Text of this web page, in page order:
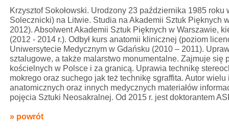
Krzysztof Sokołowski. Urodzony 23 października 1985 roku
Solecznicki) na Litwie. Studia na Akademii Sztuk Pięknych
2012). Absolwent Akademii Sztuk Pięknych w Warszawie,
(2012 - 2014 r.). Odbył kurs anatomii klinicznej (poziom
Uniwersytecie Medycznym w Gdańsku (2010 – 2011).
sztalugowe, a także malarstwo monumentalne. Zajmuje się
kościelnych w Polsce i za granicą. Uprawia technikę
mokrego oraz suchego jak też technikę sgraffita. Autor
anatomicznych oraz innych medycznych materiałów
pojęcia Sztuki Neosakralnej. Od 2015 r. jest doktorantem
» powrót